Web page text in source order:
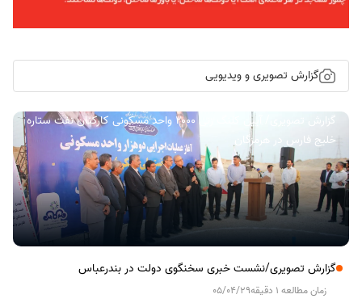
گزارش تصویری و ویدیویی
گزارش تصویری/ آیین کلنگ زنی ۲۰۰۰ واحد مسکونی کارکنان نفت ستاره
خلیج فارس در هرمزگان
گزارش تصویری/نشست خبری سخنگوی دولت در بندرعباس
زمان مطالعه 1 دقیقه 05/04/29